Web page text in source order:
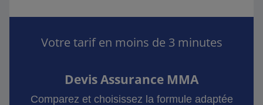
Votre tarif en moins de 3 minutes
Devis Assurance MMA
Comparez et choisissez la formule adaptée